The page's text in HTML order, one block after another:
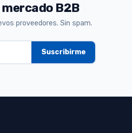
B2B
proveedores. Sin spam.